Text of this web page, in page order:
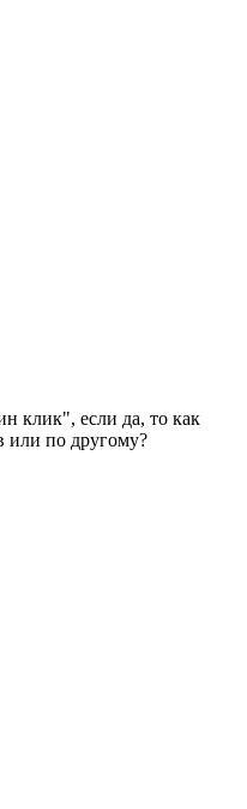
клик", если да, то как
или по другому?